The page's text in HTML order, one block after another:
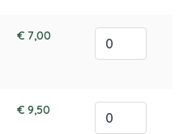
€ 7,00
€ 9,50